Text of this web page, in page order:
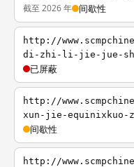
截至 2026 年 间歇性
http://
di-zhi-li-jie-jue-
已屏蔽
http://
xun-jie-equinixkuo-
间歇性
http://